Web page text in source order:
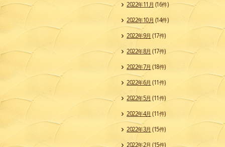
2022年11月 (16件)
2022年10月 (14件)
2022年9月 (17件)
2022年8月 (17件)
2022年7月 (18件)
2022年6月 (11件)
2022年5月 (11件)
2022年4月 (11件)
2022年3月 (15件)
2022年2月 (15件)